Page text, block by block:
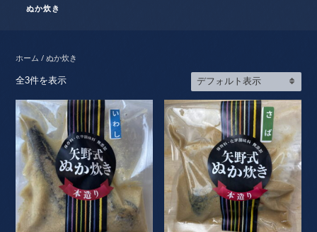
ぬか炊き
ホーム / ぬか炊き
全3件を表示